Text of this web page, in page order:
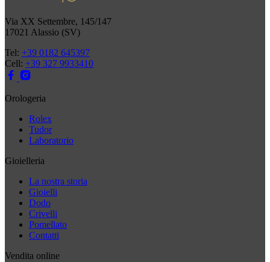
Via XX Settembre, 145/147
17021 Alassio (SV)
Tel: +39 0182 645397
Cell: +39 327 9933410
Orologeria
Rolex
Tudor
Laboratorio
Gioielleria
La nostra storia
Gioielli
Dodo
Crivelli
Pomellato
Contatti
Vendita online